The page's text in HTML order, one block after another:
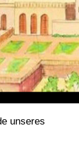
unseres